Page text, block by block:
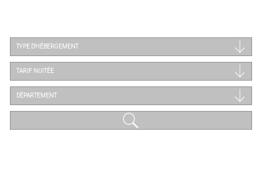
TYPE D'HÉBERGEMENT
TARIF NUITÉE
DÉPARTEMENT